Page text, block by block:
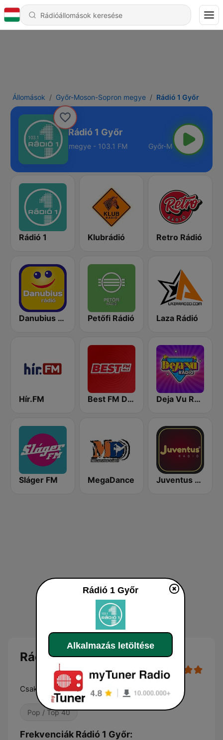
Állomások Győr-Moson-Sopron megye Rádió 1 Győr
Rádió 1 Győr
Moson-Sopron megye - 103.1 FM
Rádió 1 Klubrádió Retro Rádió
Danubius Rádió Petőfi Rádió Laza Rádió
Hír.FM Best FM Debrecen Deja Vu Rádió
Sláger FM MegaDance Juventus Rádió
Rádió 1 Győr online
Csak Igazi Mai Sláger Megy!
Pop / Top 40
Frekvenciák Rádió 1 Győr:
Rádió 1 Győr
Alkalmazás letöltése